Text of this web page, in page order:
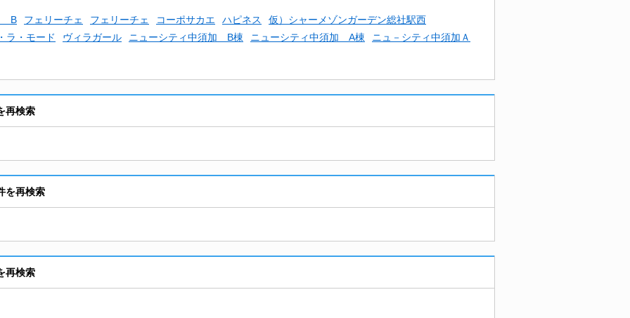
B フェリーチェ フェリーチェ コーポサカエ ハピネス
仮）シャーメゾンガーデン総社駅西
ラ・モード
ヴィラガール ニューシティ中須加 B棟 ニューシティ中須加 A棟 ニュ－シティ中須加Ａ
再検索
を再検索
再検索